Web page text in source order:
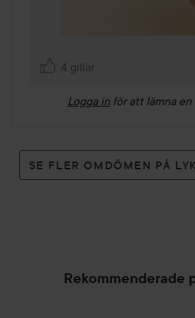
4 gillar
Logga in för att lämna
SE FLER OMDÖMEN PÅ
Rekommenderade